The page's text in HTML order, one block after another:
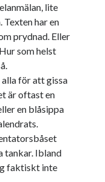
lite
har en
prydnad. Eller
som helst
för att gissa
är oftast en
en blåsippa
tankar. Ibland
faktiskt inte